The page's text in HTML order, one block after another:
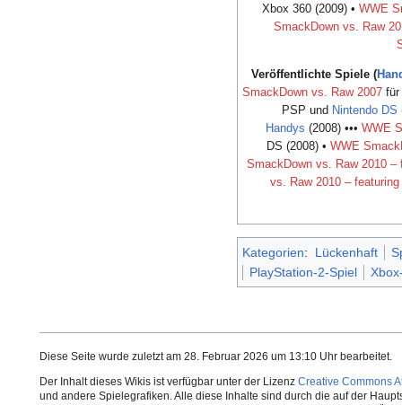
Xbox 360 (2009) • WWE
SmackDown vs. Raw
Veröffentlichte Spiele (
SmackDown vs. Raw 2007 für
PSP und Nintendo DS
Handys (2008) ••• WWE
DS (2008) • WWE
SmackDown vs. Raw 2010 –
vs. Raw 2010 – featuring
Kategorien: Lückenhaft
PlayStation-2-Spiel
Diese Seite wurde zuletzt am 28. Februar 2026 um 13:10 Uhr bearbeitet.
Der Inhalt dieses Wikis ist verfügbar unter der Lizenz Creative Commons
und andere Spielegrafiken. Alle diese Inhalte sind durch die auf der